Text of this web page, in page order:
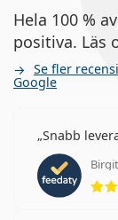
Hela 100 %
positiva. Läs
Se fler
Google
Snabb